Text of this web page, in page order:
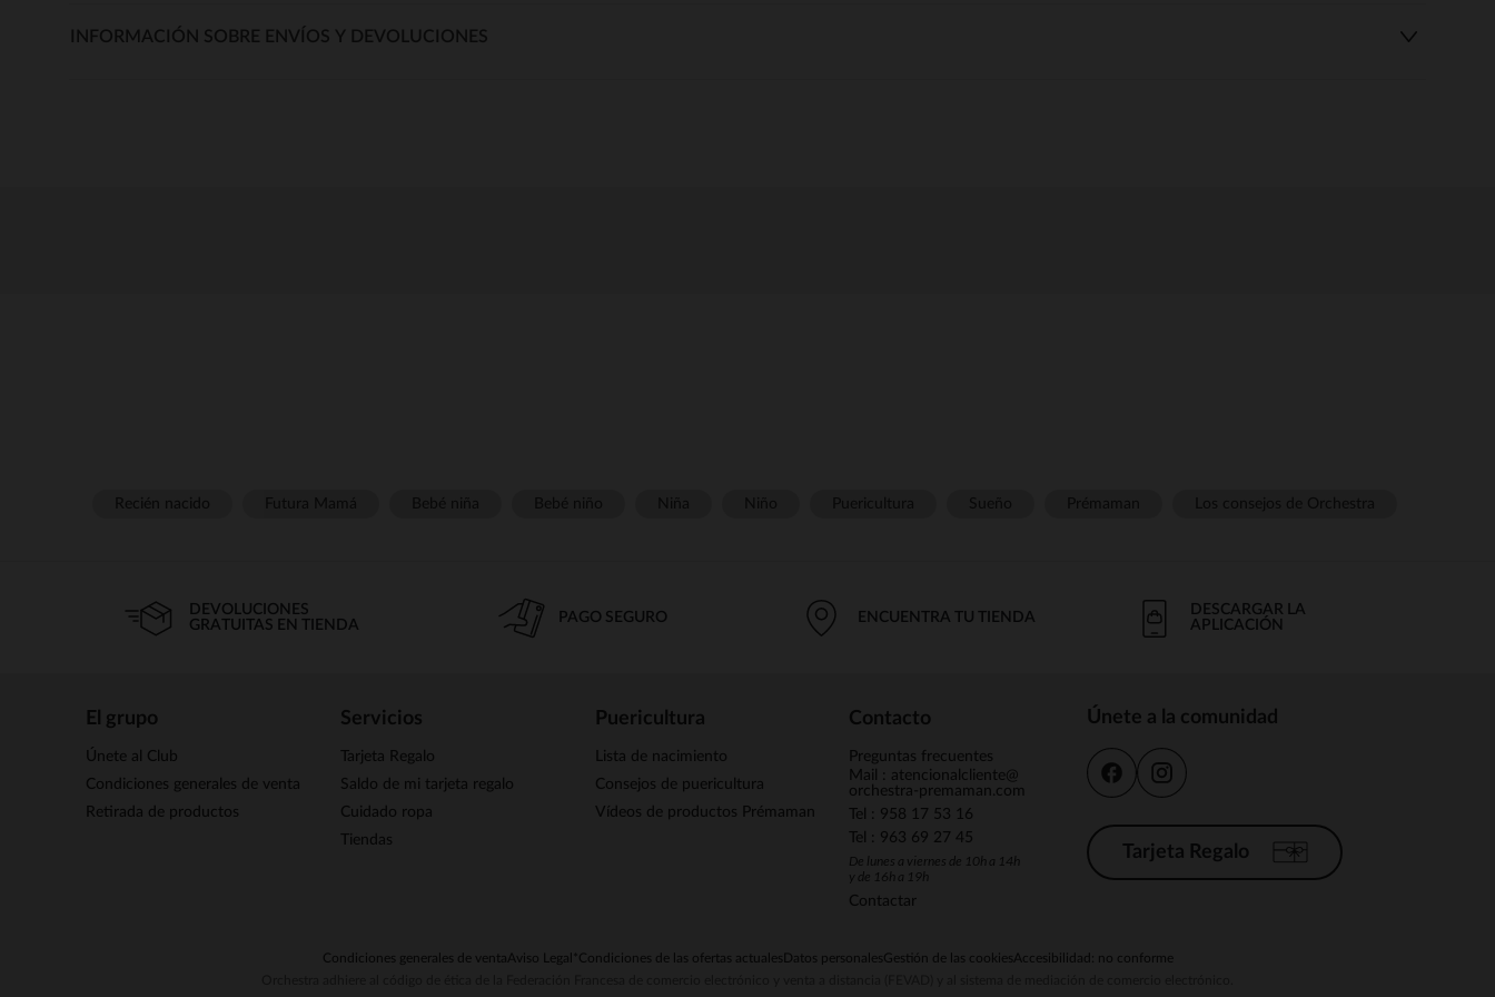
INFORMACIÓN SOBRE ENVÍOS Y DEVOLUCIONES
DEVOLUCIONES
GRATUITAS EN TIENDA
PAGO SEGURO ENCUENTRA TU TIENDA
DESCARGAR LA
APLICACIÓN
El grupo
Únete al Club
Condiciones generales de venta
Retirada de productos
Servicios
Tarjeta Regalo
Saldo de mi tarjeta regalo
Cuidado ropa
Tiendas
Puericultura
Lista de nacimiento
Consejos de puericultura
Vídeos de productos Prémaman
Contacto
Preguntas frecuentes
Mail : atencionalcliente@
orchestra-premaman.com
Tel : 958 17 53 16
Tel : 963 69 27 45
De lunes a viernes de 10h a 14h
y de 16h a 19h
Contactar
Únete a la comunidad
Tarjeta Regalo
Condiciones generales de ventaAviso Legal *Condiciones de las ofertas actuales Datos personalesGestión de las cookiesAccesibilidad: no conforme